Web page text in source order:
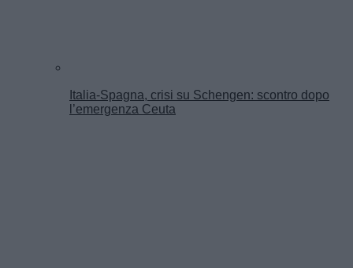
Italia-Spagna, crisi su Schengen: scontro dopo
l’emergenza Ceuta